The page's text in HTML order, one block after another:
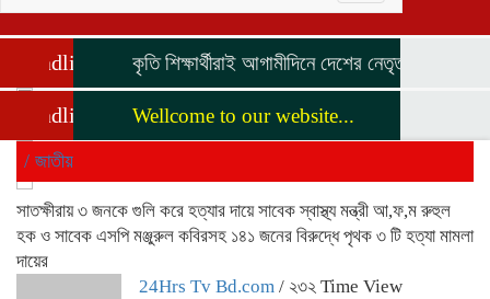
navigation
Headline কৃতি শিক্ষার্থীরাই আগামীদিনে দেশের নেতৃত্ব দিবে মনজুর
Headline Wellcome to our website...
/ জাতীয়
সাতক্ষীরায় ৩ জনকে গুলি করে হত্যার দায়ে সাবেক স্বাস্থ্য মন্ত্রী আ,ফ,ম রুহুল
হক ও সাবেক এসপি মঞ্জুরুল কবিরসহ ১৪১ জনের বিরুদ্ধে পৃথক ৩ টি হত্যা মামলা
দায়ের
24Hrs Tv Bd.com / ২৩২ Time View